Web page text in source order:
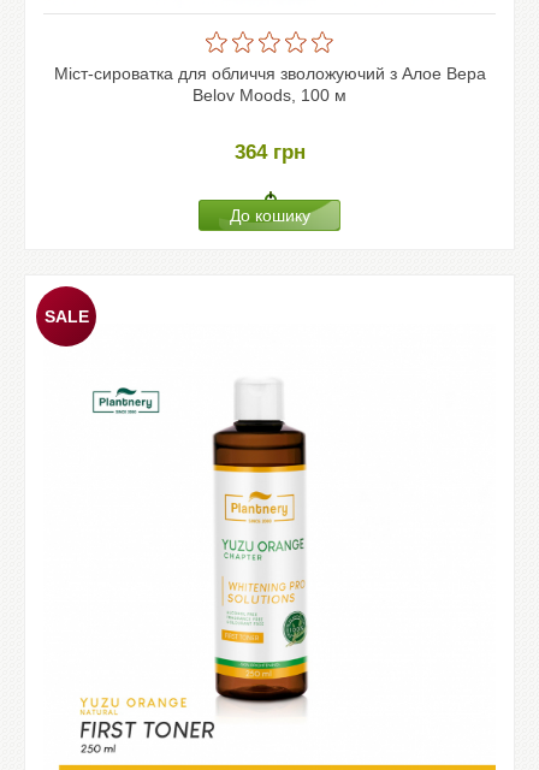
Міст-сироватка для обличчя зволожуючий з Алое Вера
Belov Moods, 100 м
364 грн